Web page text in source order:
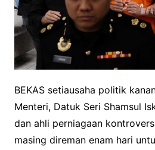
BEKAS setiausaha politik
Menteri, Datuk Seri Shamsul
dan ahli perniagaan
masing direman enam hari